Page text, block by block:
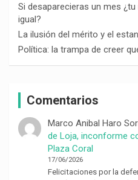
Si desaparecieras un mes
igual?
La ilusión del mérito y el
Política: la trampa de creer
Comentarios
Marco Anibal Haro
de Loja, inconforme
Plaza Coral
17/06/2026
Felicitaciones por la